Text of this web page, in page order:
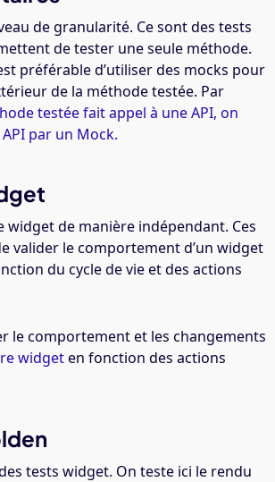
de granularité. Ce sont des tests
de tester une seule méthode.
préférable d’utiliser des mocks pour
de la méthode testée. Par
testée fait appel à une API, on
par un Mock.
widget de manière indépendant. Ces
valider le comportement d’un widget
du cycle de vie et des actions
le comportement et les changements
widgeten fonction des actions
tests widget. On teste ici le rendu